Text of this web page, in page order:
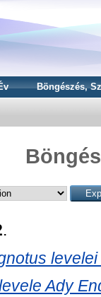
Böngészés,
.
Ady